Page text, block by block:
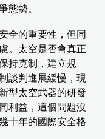
態勢。
全的重要性，但同
。太空是否會真正
持克制，建立規
談判進展緩慢，現
型太空武器的研發
利益，這個問題沒
十年的國際安全格